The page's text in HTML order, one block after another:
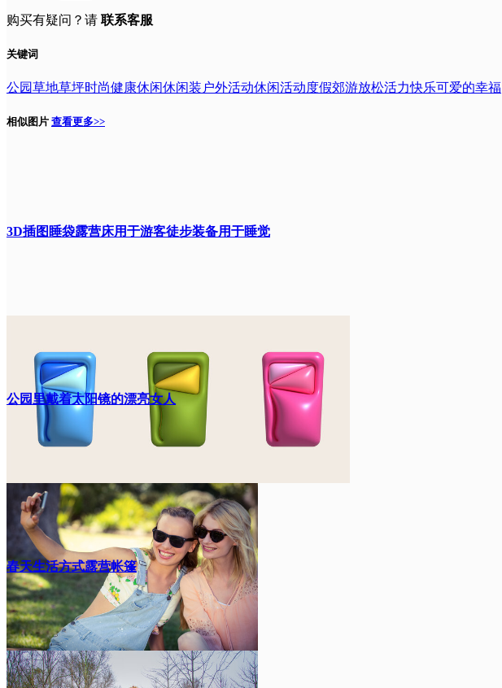
购买有疑问？请 联系客服
关键词
公园草地草坪时尚健康休闲休闲装 户外活动休闲活动度假郊游放松活力快乐可爱的幸福
相似图片 查看更多>>
3D插图睡袋露营床用于游客徒步装备用于睡觉
公园里戴着太阳镜的漂亮女人
春天生活方式露营帐篷